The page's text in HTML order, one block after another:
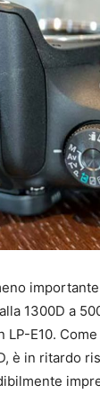
1300D a
LP-E10.
è in ritardo